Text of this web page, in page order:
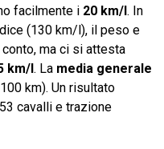
facilmente i 20 km/l. In
(130 km/l), il peso e
ma ci si attesta
km/l. La media generale
km). Un risultato
cavalli e trazione